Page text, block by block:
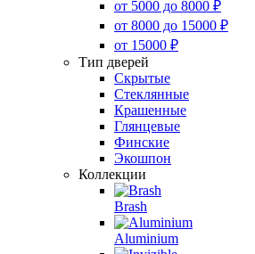
от 5000 до 8000 ₽
от 8000 до 15000 ₽
от 15000 ₽
Тип дверей
Скрытые
Стеклянные
Крашенные
Глянцевые
Финские
Экошпон
Коллекции
Brash
Aluminium